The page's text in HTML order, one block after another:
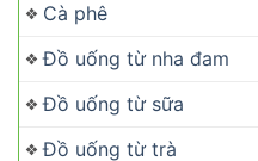
Cà phê
Đồ uống từ nha đam
Đồ uống từ sữa
Đồ uống từ trà